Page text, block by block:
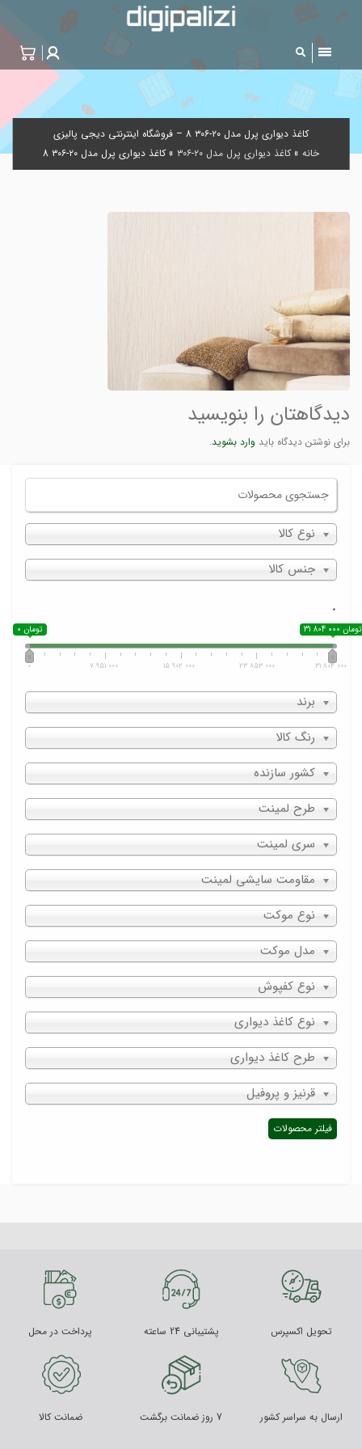
کاغذ دیواری پرل مدل ۲۰-۳۰۶ 8 – فروشگاه اینترنتی دیجی پالیزی
خانه »کاغذ دیواری پرل مدل ۲۰-۳۰۶ »کاغذ دیواری پرل مدل ۲۰-۳۰۶ 8
دیدگاهتان را بنویسید
برای نوشتن دیدگاه باید وارد بشوید.
نوع کالا
جنس کالا
.
0 تومان 31 804 000 تومان
0 7 951 000 15 902 000 23 853 000 31 804 000
برند
رنگ کالا
کشور سازنده
طرح لمینت
سری لمینت
مقاومت سایشی لمینت
نوع موکت
مدل موکت
نوع کفپوش
نوع کاغذ دیواری
طرح کاغذ دیواری
قرنیز و پروفیل
فیلتر محصولات
تحویل اکسپرس پشتیبانی 24 ساعته پرداخت در محل
ارسال به سراسر کشور 7 روز ضمانت برگشت ضمانت کالا